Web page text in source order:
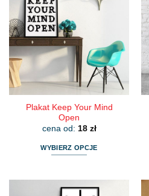
wariantów.
Opcje
można
wybrać
na
stronie
produktu
Plakat Keep Your Mind
Open
cena od: 18 zł
WYBIERZ OPCJE
ma